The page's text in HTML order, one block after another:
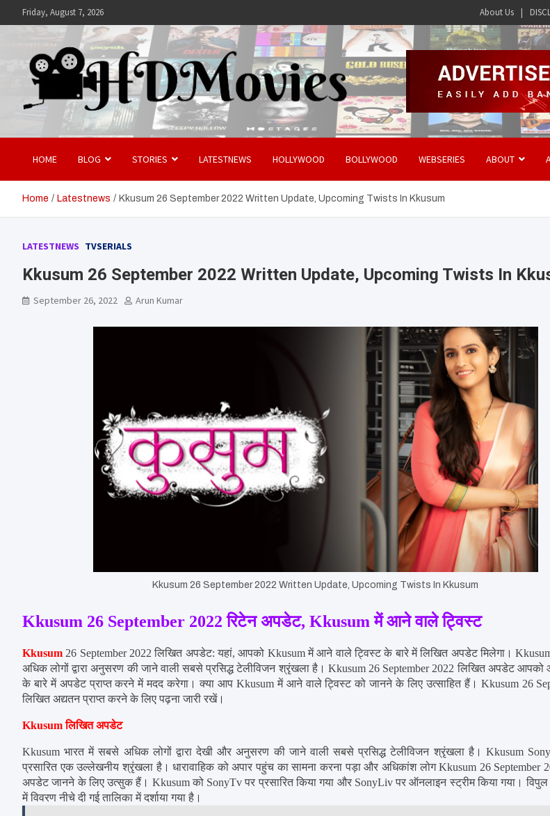
Friday, August 7, 2026 About Us
Hdmovies
HOME BLOG STORIES LATESTNEWS HOLLYWOOD BOLLYWOOD WEBSERIES ABOUT
Home Latestnews Kkusum 26 September 2022 Written Update, Upcoming Twists In Kkusum
LATESTNEWS TVSERIALS
Kkusum 26 September 2022 Written Update, Upcoming Twists In
September 26, 2022 Arun Kumar
Kkusum 26 September 2022 Written Update, Upcoming Twists In Kkusum
Kkusum 26 September 2022 रिटेन अपडेट, Kkusum में आने वाले ट्विस्ट
Kkusum 26 September 2022 लिखित अपडेट: यहां, आपको Kkusum में आने वाले ट्विस्ट के बारे में लिखित अपडेट मिलेगा।
अधिक लोगों द्वारा अनुसरण की जाने वाली सबसे प्रसिद्ध टेलीविजन श्रृंखला है। Kkusum 26 September 2022 लिखित अपडेट
के बारे में अपडेट प्राप्त करने में मदद करेगा। क्या आप Kkusum में आने वाले ट्विस्ट को जानने के लिए उत्साहित हैं। Kkusum 26
लिखित अद्यतन प्राप्त करने के लिए पढ़ना जारी रखें।
Kkusum लिखित अपडेट
Kkusum भारत में सबसे अधिक लोगों द्वारा देखी और अनुसरण की जाने वाली सबसे प्रसिद्ध टेलीविजन श्रृंखला है। Kkusum
प्रसारित एक उल्लेखनीय श्रृंखला है। धारावाहिक को अपार पहुंच का सामना करना पड़ा और अधिकांश लोग Kkusum 26 September
अपडेट जानने के लिए उत्सुक हैं। Kkusum को SonyTv पर प्रसारित किया गया और SonyLiv पर ऑनलाइन स्ट्रीम किया गया।
में विवरण नीचे दी गई तालिका में दर्शाया गया है।